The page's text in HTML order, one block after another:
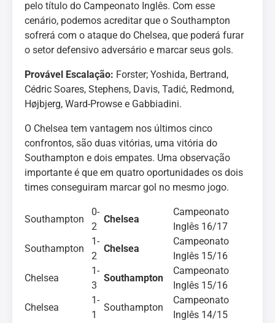
pelo título do Campeonato Inglês. Com esse
cenário, podemos acreditar que o Southampton
sofrerá com o ataque do Chelsea, que poderá furar
o setor defensivo adversário e marcar seus gols.
Provável Escalação: Forster; Yoshida, Bertrand,
Cédric Soares, Stephens, Davis, Tadić, Redmond,
Højbjerg, Ward-Prowse e Gabbiadini.
O Chelsea tem vantagem nos últimos cinco
confrontos, são duas vitórias, uma vitória do
Southampton e dois empates. Uma observação
importante é que em quatro oportunidades os dois
times conseguiram marcar gol no mesmo jogo.
Southampton
0-
2
Chelsea
Campeonato
Inglês 16/17
Southampton
1-
2
Chelsea
Campeonato
Inglês 15/16
Chelsea
1-
3
Southampton
Campeonato
Inglês 15/16
Chelsea
1-
1
Southampton
Campeonato
Inglês 14/15